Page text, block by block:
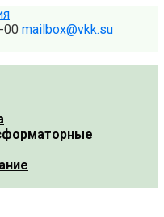
00 mailbox@vkk.su